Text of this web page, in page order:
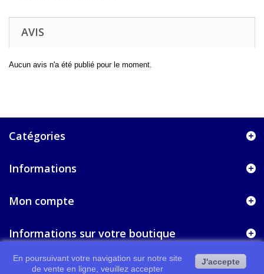
AVIS
Aucun avis n'a été publié pour le moment.
Catégories
Informations
Mon compte
Informations sur votre boutique
En poursuivant votre navigation sur notre site
de vente en ligne, veuillez accepter
J'accepte